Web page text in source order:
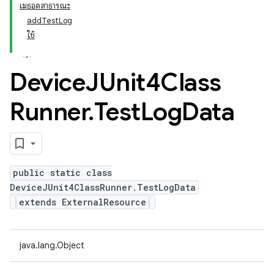
เมธอดสาธารณะ
addTestLog
ใช้
DeviceJUnit4Class
Runner.TestLogData
public static class
DeviceJUnit4ClassRunner.TestLogData
extends ExternalResource
java.lang.Object